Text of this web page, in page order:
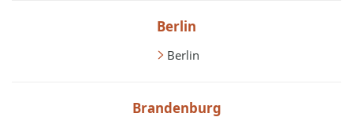
Berlin
Berlin
Brandenburg